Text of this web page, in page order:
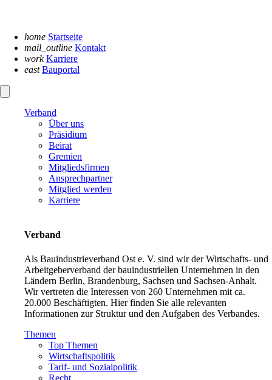
home Startseite
mail_outline Kontakt
work Karriere
east Bauportal
Verband
Über uns
Präsidium
Beirat
Gremien
Mitgliedsfirmen
Ansprechpartner
Mitglied werden
Karriere
Verband
Als Bauindustrieverband Ost e. V. sind wir der Wirtschafts- und
Arbeitgeberverband der bauindustriellen Unternehmen in den
Ländern Berlin, Brandenburg, Sachsen und Sachsen-Anhalt.
Wir vertreten die Interessen von 260 Unternehmen mit ca.
20.000 Beschäftigten. Hier finden Sie alle relevanten
Informationen zur Struktur und den Aufgaben des Verbandes.
Themen
Top Themen
Wirtschaftspolitik
Tarif- und Sozialpolitik
Recht